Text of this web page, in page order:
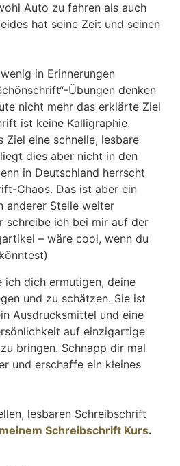
Auto zu fahren als auch
hat seine Zeit und seinen
in Erinnerungen
Übungen denken
nicht mehr das erklärte Ziel
ist keine Kalligraphie.
Ziel eine schnelle, lesbare
dies aber nicht in den
in Deutschland herrscht
Chaos. Das ist aber ein
anderer Stelle weiter
schreibe ich bei mir auf der
– wäre cool, wenn du
ich dich ermutigen, deine
und zu schätzen. Sie ist
Ausdrucksmittel und eine
auf einzigartige
bringen. Schnapp dir mal
und erschaffe ein kleines
lesbaren Schreibschrift
meinem Schreibschrift Kurs.